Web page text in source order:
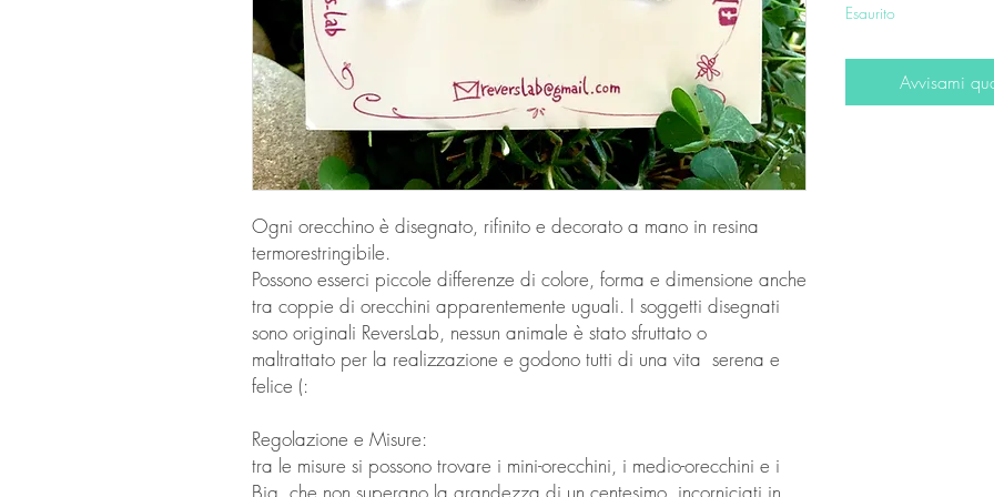
Ogni orecchino è disegnato, rifinito e decorato a mano in resina
termorestringibile.
Possono esserci piccole differenze di colore, forma e dimensione anche
tra coppie di orecchini apparentemente uguali. I soggetti disegnati
sono originali ReversLab, nessun animale è stato sfruttato o
maltrattato per la realizzazione e godono tutti di una vita serena e
felice (:
Regolazione e Misure:
tra le misure si possono trovare i mini-orecchini, i medio-orecchini e i
Big, che non superano la grandezza di un centesimo, incorniciati in
Esaurito
Avvisami